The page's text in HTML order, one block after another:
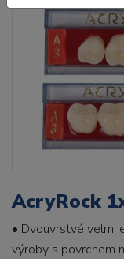
AcryRock
• Dvouvrstvé velmi
výroby s povrchem